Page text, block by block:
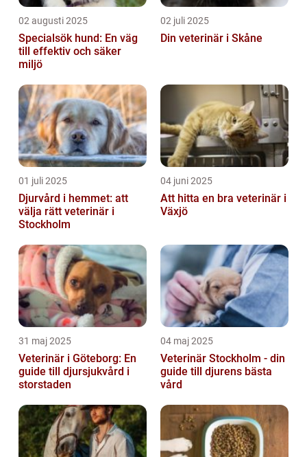
02 augusti 2025
Specialsök hund: En väg
till effektiv och säker
miljö
02 juli 2025
Din veterinär i Skåne
01 juli 2025
Djurvård i hemmet: att
välja rätt veterinär i
Stockholm
04 juni 2025
Att hitta en bra veterinär i
Växjö
31 maj 2025
Veterinär i Göteborg: En
guide till djursjukvård i
storstaden
04 maj 2025
Veterinär Stockholm - din
guide till djurens bästa
vård